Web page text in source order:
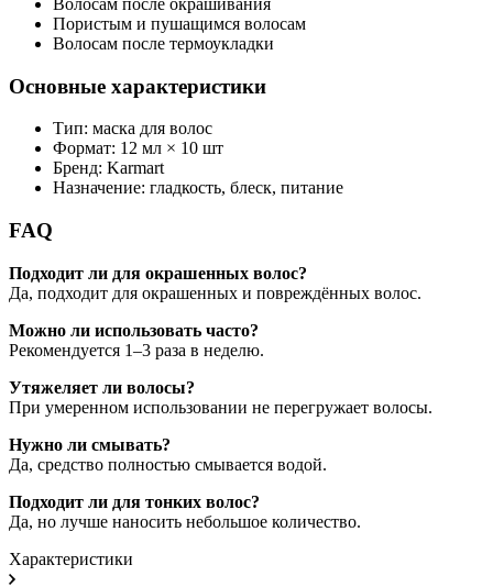
Волосам после окрашивания
Пористым и пушащимся волосам
Волосам после термоукладки
Основные характеристики
Тип: маска для волос
Формат: 12 мл × 10 шт
Бренд: Karmart
Назначение: гладкость, блеск, питание
FAQ
Подходит ли для окрашенных волос?
Да, подходит для окрашенных и повреждённых волос.
Можно ли использовать часто?
Рекомендуется 1–3 раза в неделю.
Утяжеляет ли волосы?
При умеренном использовании не перегружает волосы.
Нужно ли смывать?
Да, средство полностью смывается водой.
Подходит ли для тонких волос?
Да, но лучше наносить небольшое количество.
Характеристики